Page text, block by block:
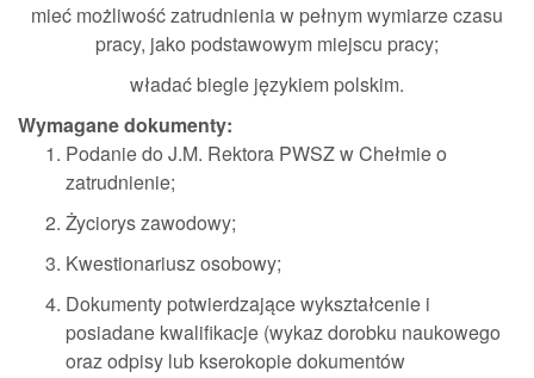
mieć możliwość zatrudnienia w pełnym wymiarze czasu
pracy, jako podstawowym miejscu pracy;
władać biegle językiem polskim.
Wymagane dokumenty:
Podanie do J.M. Rektora PWSZ w Chełmie o
zatrudnienie;
Życiorys zawodowy;
Kwestionariusz osobowy;
Dokumenty potwierdzające wykształcenie i
posiadane kwalifikacje (wykaz dorobku naukowego
oraz odpisy lub kserokopie dokumentów